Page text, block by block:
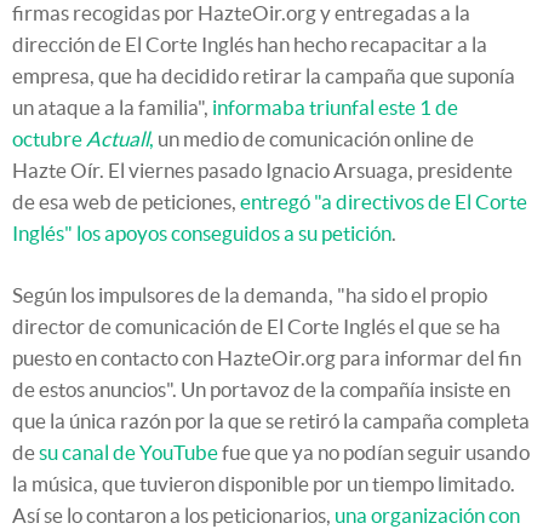
firmas recogidas por HazteOir.org y entregadas a la
dirección de El Corte Inglés han hecho recapacitar a la
empresa, que ha decidido retirar la campaña que suponía
un ataque a la familia", informaba triunfal este 1 de
octubre Actuall, un medio de comunicación online de
Hazte Oír. El viernes pasado Ignacio Arsuaga, presidente
de esa web de peticiones, entregó "a directivos de El Corte
Inglés" los apoyos conseguidos a su petición.
Según los impulsores de la demanda, "ha sido el propio
director de comunicación de El Corte Inglés el que se ha
puesto en contacto con HazteOir.org para informar del fin
de estos anuncios". Un portavoz de la compañía insiste en
que la única razón por la que se retiró la campaña completa
desu canal de YouTubefue que ya no podían seguir usando
la música, que tuvieron disponible por un tiempo limitado.
Así se lo contaron a los peticionarios, una organización con